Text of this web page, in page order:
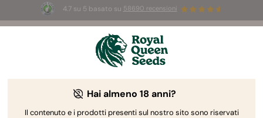
4.7 su 5 basato su 58690 recensioni
Hai almeno 18 anni?
Il contenuto e i prodotti presenti sul nostro sito sono riservati